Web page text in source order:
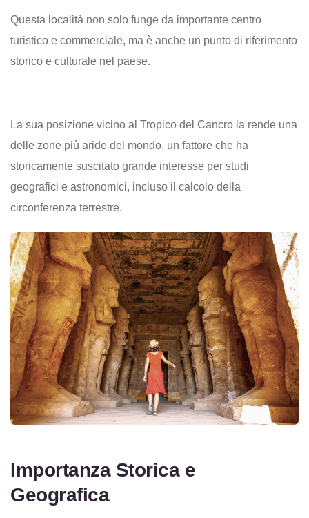
Questa località non solo funge da importante centro
turistico e commerciale, ma è anche un punto di riferimento
storico e culturale nel paese.
La sua posizione vicino al Tropico del Cancro la rende una
delle zone più aride del mondo, un fattore che ha
storicamente suscitato grande interesse per studi
geografici e astronomici, incluso il calcolo della
circonferenza terrestre.
Importanza Storica e
Geografica